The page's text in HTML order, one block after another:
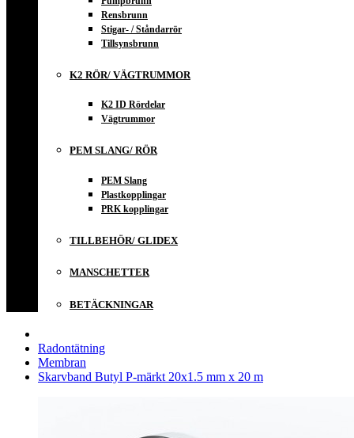
Rensbrunn
Stigar- / Ståndarrör
Tillsynsbrunn
K2 RÖR/ VÄGTRUMMOR
K2 ID Rördelar
Vägtrummor
PEM SLANG/ RÖR
PEM Slang
Plastkopplingar
PRK kopplingar
TILLBEHÖR/ GLIDEX
MANSCHETTER
BETÄCKNINGAR
Radontätning
Membran
Skarvband Butyl P-märkt 20x1.5 mm x 20 m